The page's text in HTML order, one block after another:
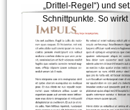
„Drittel-Regel“) und
Schnittpunkte. So